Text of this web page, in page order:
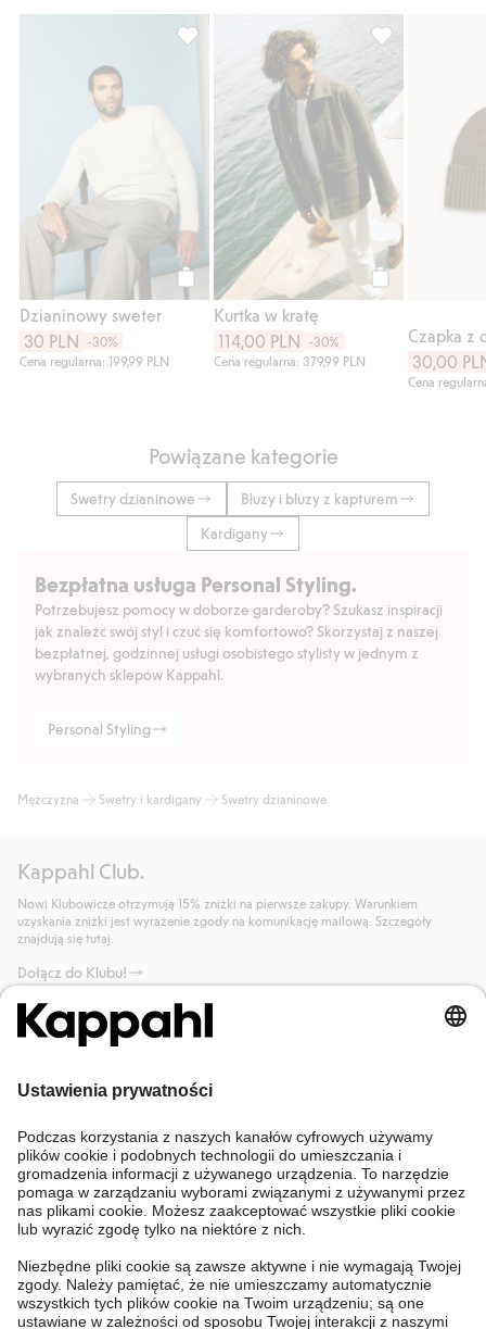
Kup
Dzianinowy sweter
30 PLN
-30%
Cena regularna: 199,99 PLN
Dzianinowy sweter, Dodaj do listy
Kup
Kurtka w kratę
114,00 PLN
-30%
Cena regularna: 379,99 PLN
Kurtka w
Czapka z
30,00
Cena
Powiązane kategorie
Swetry dzianinowe
Bluzy i bluzy z kapturem
Kardigany
Bezpłatna usługa Personal Styling.
Potrzebujesz pomocy w doborze garderoby? Szukasz inspiracji
jak znaleźć swój styl i czuć się komfortowo? Skorzystaj z naszej
bezpłatnej, godzinnej usługi osobistego stylisty w jednym z
wybranych sklepów Kappahl.
Personal Styling
Mężczyzna Swetry i kardigany Swetry dzianinowe
Kappahl Club.
Nowi Klubowicze otrzymują 15% zniżki na pierwsze zakupy. Warunkiem
uzyskania zniżki jest wyrażenie zgody na komunikację mailową. Szczegóły
znajdują się tutaj.
Dołącz do Klubu!
Potrzebujesz pomocy?
Sklep internetowy
Częste pytania
Kappahl Club
Mój profil
O nas